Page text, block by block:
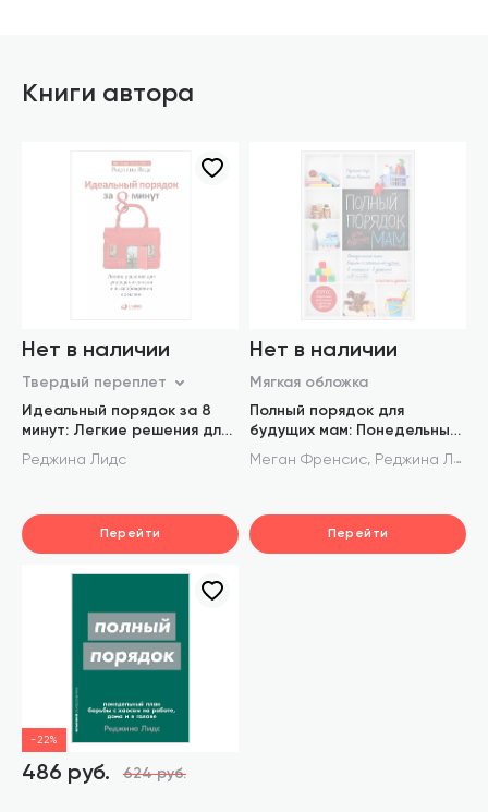
Книги автора
Нет в наличии
Твердый переплет
Идеальный порядок за 8
минут: Легкие решения для
упрощения жизни и
высвобождения времени
Реджина Лидс
Перейти
Нет в наличии
Мягкая обложка
Полный порядок для
будущих мам: Понедельный
план борьбы с хаосом на
кухне, в гостиной, в детской
Меган Френсис, Реджина Лидс
Перейти
-22%
486 руб. 624 руб.